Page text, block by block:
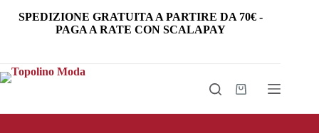
SPEDIZIONE GRATUITA A PARTIRE DA 70€ -
PAGA A RATE CON SCALAPAY
Carrello